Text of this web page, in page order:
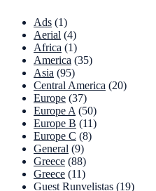
Ads (1)
Aerial (4)
Africa (1)
America (35)
Asia (95)
Central America (20)
Europe (37)
Europe A (50)
Europe B (11)
Europe C (8)
General (9)
Greece (88)
Greece (11)
Guest Runvelistas (19)